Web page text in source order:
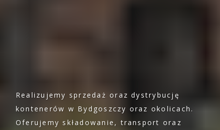
Realizujemy sprzedaż oraz dystrybucję
kontenerów w Bydgoszczy oraz okolicach.
Oferujemy składowanie, transport oraz